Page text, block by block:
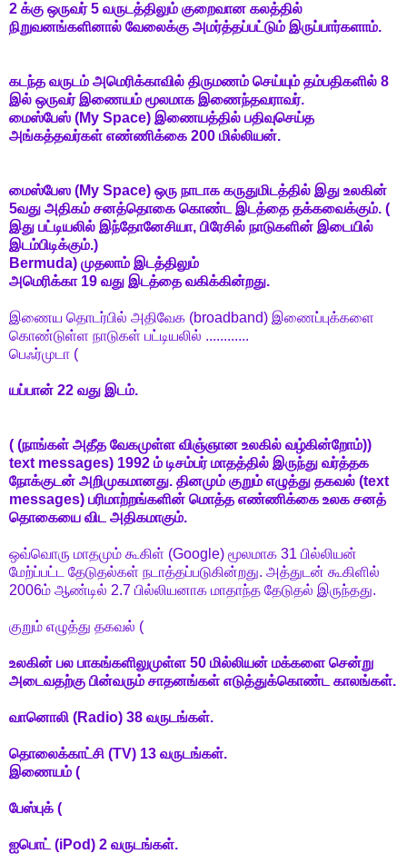
2 க்கு ஒருவர் 5 வருடத்திலும் குறைவான கலத்தில்
நிறுவனங்களினால் வேலைக்கு அமர்த்தப்பட்டும் இருப்பார்களாம்.
கடந்த வருடம் அமெரிக்காவில் திருமணம் செய்யும் தம்பதிகளில் 8
இல் ஒருவர் இணையம் மூலமாக இணைந்தவராவர்.
மைஸ்பேஸ் (My Space) இணையத்தில் பதிவுசெய்த
அங்கத்தவர்கள் எண்ணிக்கை 200 மில்லியன்.
மைஸ்பேஸ (My Space) ஒரு நாடாக கருதுமிடத்தில் இது உலகின்
5வது அதிகம் சனத்தொகை கொண்ட இடத்தை தக்கவைக்கும். (
இது பட்டியலில் இந்தோனேசியா, பிரேசில் நாடுகளின் இடையில்
இடம்பிடிக்கும்.)
Bermuda) முதலாம் இடத்திலும்
அமெரிக்கா 19 வது இடத்தை வகிக்கின்றது.
இணைய தொடர்பில் அதிவேக (broadband) இணைப்புக்களை
கொண்டுள்ள நாடுகள் பட்டியலில் ............
பெஃர்முடா (
யப்பான் 22 வது இடம்.
( (நாங்கள் அதீத வேகமுள்ள விஞ்ஞான உலகில் வழ்கின்றோம்))
text messages) 1992 ம் டிசம்பர் மாதத்தில் இருந்து வர்த்தக
நோக்குடன் அறிமுகமானது. தினமும் குறும் எழுத்து தகவல் (text
messages) பரிமாற்றங்களின் மொத்த எண்ணிக்கை உலக சனத்
தொகையை விட அதிகமாகும்.
ஒவ்வொரு மாதமும் கூகிள் (Google) மூலமாக 31 பில்லியன்
மேற்ப்பட்ட தேடுதல்கள் நடாத்தப்படுகின்றது. அத்துடன் கூகிளில்
2006ம் ஆண்டில் 2.7 பில்லியனாக மாதாந்த தேடுதல் இருந்தது.
குறும் எழுத்து தகவல் (
உலகின் பல பாகங்களிலுமுள்ள 50 மில்லியன் மக்களை சென்று
அடைவதற்கு பின்வரும் சாதனங்கள் எடுத்துக்கொண்ட காலங்கள்.
வானொலி (Radio) 38 வருடங்கள்.
தொலைக்காட்சி (TV) 13 வருடங்கள்.
இணையம் (
பேஸ்புக் (
ஐபொட் (iPod) 2 வருடங்கள்.